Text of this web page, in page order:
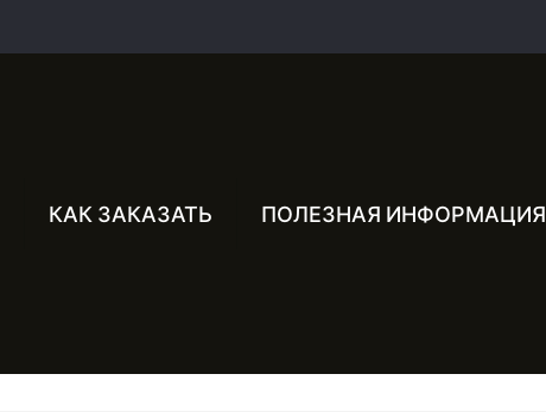
КАК ЗАКАЗАТЬ ПОЛЕЗНАЯ ИНФОРМАЦИЯ